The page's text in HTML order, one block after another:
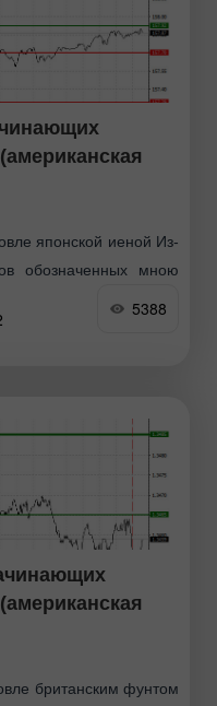
японской иеной Из-
обозначенных мною
так и не произошло. В
ждёт лишь
5388
британским фунтом